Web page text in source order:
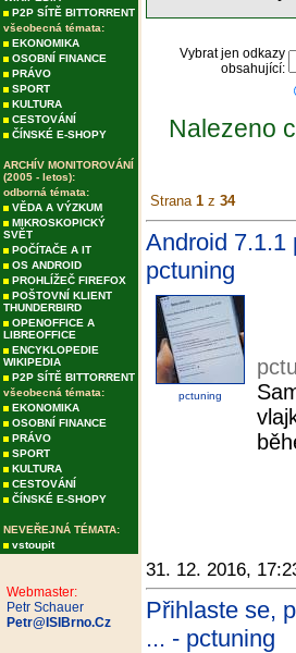
P2P SÍTĚ BITTORRENT
všeobecná témata:
EKONOMIKA
OSOBNÍ FINANCE
PRÁVO
SPORT
KULTURA
CESTOVÁNÍ
ČÍNSKÉ E-SHOPY
ARCHÍV MONITOROVÁNÍ
(2005 - letos):
odborná témata:
VĚDA A VÝZKUM
MIKROSKOPICKÝ
SVĚT
POČÍTAČE A IT
OS ANDROID
PROHLÍŽEČ FIREFOX
POŠTOVNÍ KLIENT
THUNDERBIRD
OPENOFFICE A
LIBREOFFICE
ENCYKLOPEDIE
WIKIPEDIA
P2P SÍTĚ BITTORRENT
všeobecná témata:
EKONOMIKA
OSOBNÍ FINANCE
PRÁVO
SPORT
KULTURA
CESTOVÁNÍ
ČÍNSKÉ E-SHOPY
NEVEŘEJNÁ TÉMATA:
vstoupit
Webmaster:
Petr Schauer
Petr@ISIBrno.Cz
Vybrat jen odkazy
obsahující:
Nalezeno
Strana 1 z 34
Android 7.1.1
pctuning
pctuning
31. 12. 2016,
Přihlaste se,
... - pctuning